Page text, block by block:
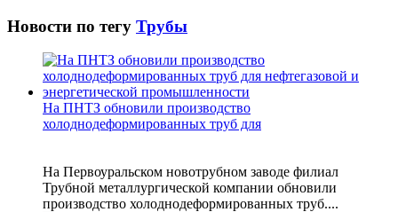
Новости по тегу Трубы
На ПНТЗ обновили производство
холоднодеформированных труб для
На Первоуральском новотрубном заводе филиал
Трубной металлургической компании обновили
производство холоднодеформированных труб....